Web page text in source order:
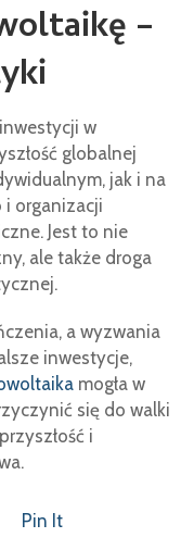
–
w
globalnej
jak i na
i organizacji
Jest to nie
ale także droga
a wyzwania
inwestycje,
mogła w
się do walki
i
Pin It